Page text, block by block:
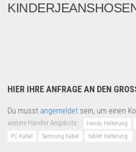
HIER IHRE ANFRAGE AN DEN
Du musst angemeldet sein, um einen
weitere Händler Angebote: Handy Halterung
PC-Kabel
Samsung Kabel tablet Halterung.